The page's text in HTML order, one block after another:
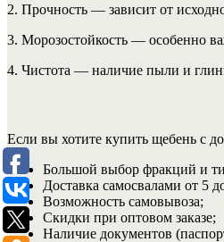
2. Прочность — зависит от
3. Морозостойкость — особенно
4. Чистота — наличие пыли и
Если вы хотите купить щебень с
Большой выбор фракций и
Доставка самосвалами от 5
Возможность самовывоза;
Скидки при оптовом заказе;
Наличие документов